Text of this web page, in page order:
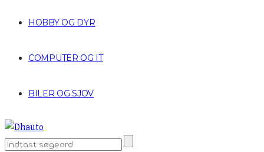
HOBBY OG DYR
COMPUTER OG IT
BILER OG SJOV